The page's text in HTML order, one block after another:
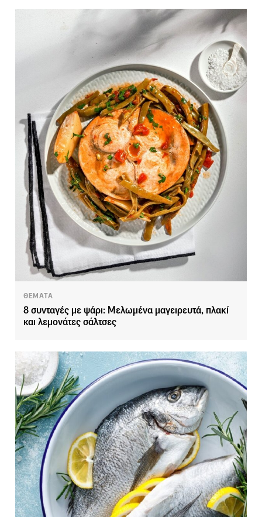
ΘΕΜΑΤΑ
8 συνταγές με ψάρι: Μελωμένα μαγειρευτά, πλακί
και λεμονάτες σάλτσες